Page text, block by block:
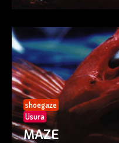
shoegaze
Usura
MAZE